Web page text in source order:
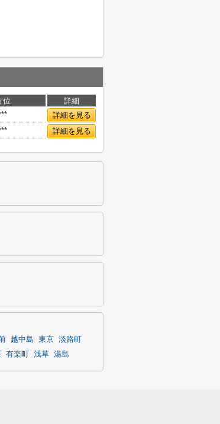
位
詳細
詳細を見る
詳細を見る
越中島 東京 淡路町
有楽町 浅草 湯島